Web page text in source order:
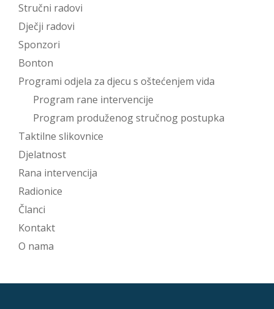
Stručni radovi
Dječji radovi
Sponzori
Bonton
Programi odjela za djecu s oštećenjem vida
Program rane intervencije
Program produženog stručnog postupka
Taktilne slikovnice
Djelatnost
Rana intervencija
Radionice
Članci
Kontakt
O nama